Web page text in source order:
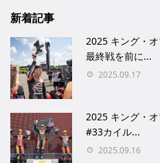
新着記事
2025 キング・
最終戦を前に...
2025.09.17
2025 キング・
#33カイル...
2025.09.16